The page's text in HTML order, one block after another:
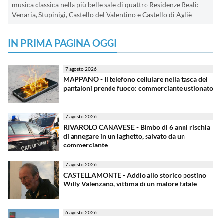
musica classica nella più belle sale di quattro Residenze Reali:
Venaria, Stupinigi, Castello del Valentino e Castello di Agliè
IN PRIMA PAGINA OGGI
7 agosto 2026
MAPPANO - Il telefono cellulare nella tasca dei
pantaloni prende fuoco: commerciante ustionato
7 agosto 2026
RIVAROLO CANAVESE - Bimbo di 6 anni rischia
di annegare in un laghetto, salvato da un
commerciante
7 agosto 2026
CASTELLAMONTE - Addio allo storico postino
Willy Valenzano, vittima di un malore fatale
6 agosto 2026